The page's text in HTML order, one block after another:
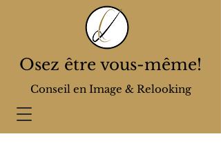
Osez être vous-même!
Conseil en Image & Relooking